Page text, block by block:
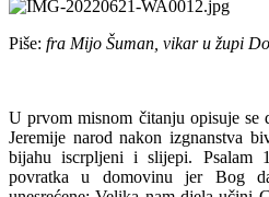
Piše: fra Mijo Šuman, vikar u župi
U prvom misnom čitanju opisuje se
Jeremije narod nakon izgnanstva
bijahu iscrpljeni i slijepi. Psalam
povratka u domovinu jer Bog